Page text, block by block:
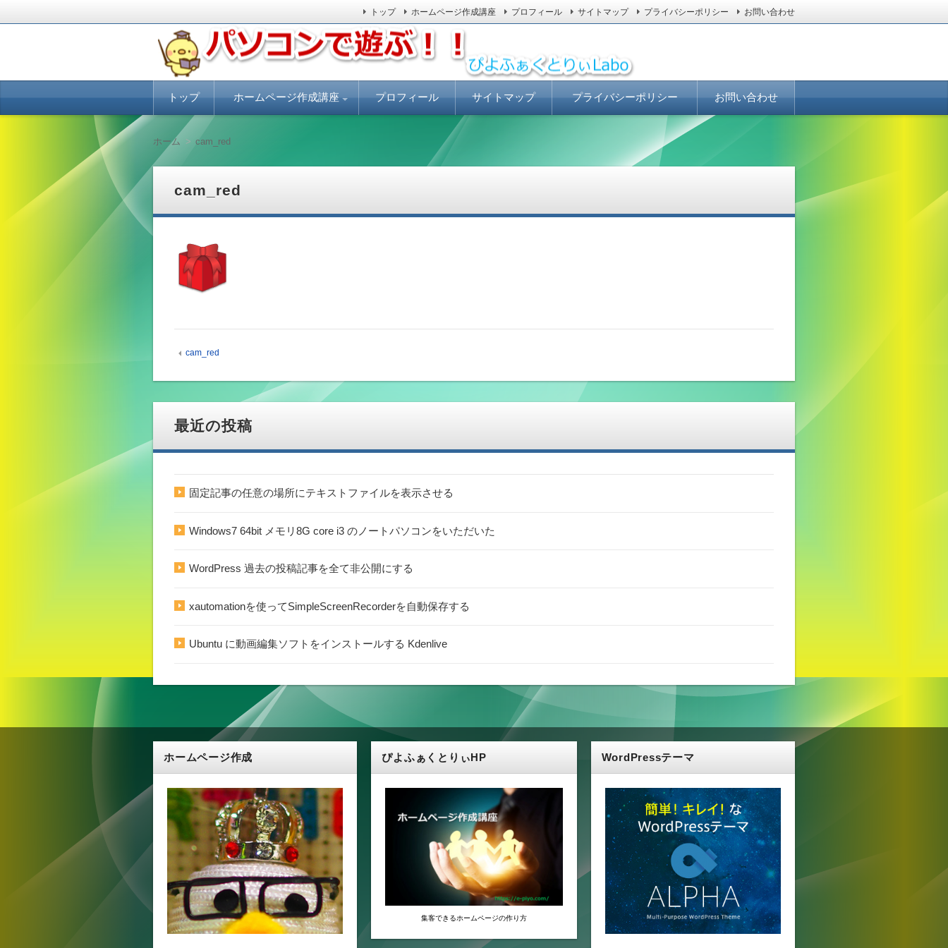
トップ ホームページ作成講座 プロフィール サイトマップ プライバシーポリシー お問い合わせ
ぴよふぁくとりぃLabo
パソコンにUbuntuをインストールしてLinuxを体験しましょう。
ン
トップ ホームページ作成講座
必要なこと
プロフィール サイトマップ プライバシーポリシー お問い合わせ
ホーム cam_red
cam_red
cam_red
最近の投稿
固定記事の任意の場所にテキストファイルを表示させる
Windows7 64bit メモリ8G core i3 のノートパソコンをいただいた
WordPress 過去の投稿記事を全て非公開にする
xautomationを使ってSimpleScreenRecorderを自動保存する
Ubuntu に動画編集ソフトをインストールする Kdenlive
ホームページ作成 ぴよふぁくとりぃHP
集客できるホームページの作り方
WordPressテーマ